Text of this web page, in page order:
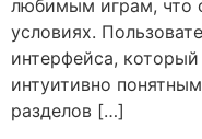
любимым играм, что
условиях.
интерфейса,
интуитивно
разделов […]